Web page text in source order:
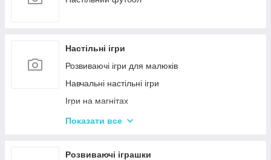
Настільні ігри
Розвиваючі ігри для малюків
Навчальні настільні ігри
Ігри на магнітах
Ігри-бродилки
Крокодил
Показати все
Розвиваючі іграшки